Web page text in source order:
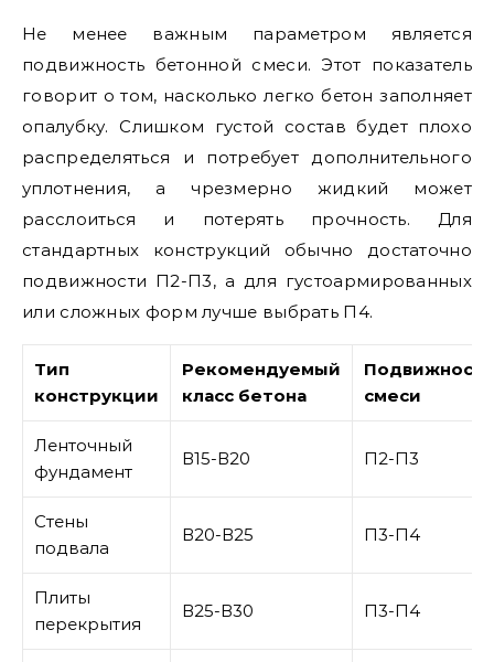
Не менее важным параметром является
подвижность бетонной смеси. Этот показатель
говорит о том, насколько легко бетон заполняет
опалубку. Слишком густой состав будет плохо
распределяться и потребует дополнительного
уплотнения, а чрезмерно жидкий может
расслоиться и потерять прочность. Для
стандартных конструкций обычно достаточно
подвижности П2-П3, а для густоармированных
или сложных форм лучше выбрать П4.
Тип
конструкции
Рекомендуемый
класс бетона
Подвижность
смеси
Ленточный
фундамент
В15-В20 П2-П3
Стены
подвала
В20-В25 П3-П4
Плиты
перекрытия
В25-В30 П3-П4